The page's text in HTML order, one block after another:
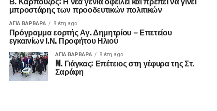
μπροστάρης των προοδευτικών πολιτικών
ΑΓΙΑ ΒΑΡΒΑΡΑ 8 έτη ago
Πρόγραμμα εορτής Αγ. Δημητρίου – Επετείου
εγκαινίων Ι.Ν. Προφήτου Ηλιού
ΑΓΙΑ ΒΑΡΒΑΡΑ 8 έτη ago
M. Γιάγκας: Επέτειος στη γέφυρα της Στ.
Σαράφη